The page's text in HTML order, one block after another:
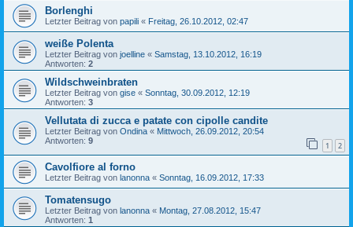
Borlenghi
Letzter Beitrag von papili « Freitag, 26.10.2012, 02:47
weiße Polenta
Letzter Beitrag von joelline « Samstag, 13.10.2012, 16:19
Antworten: 2
Wildschweinbraten
Letzter Beitrag von gise « Sonntag, 30.09.2012, 12:19
Antworten: 3
Vellutata di zucca e patate con cipolle candite
Letzter Beitrag von Ondina « Mittwoch, 26.09.2012, 20:54
Antworten: 9 1 2
Cavolfiore al forno
Letzter Beitrag von lanonna « Sonntag, 16.09.2012, 17:33
Tomatensugo
Letzter Beitrag von lanonna « Montag, 27.08.2012, 15:47
Antworten: 1